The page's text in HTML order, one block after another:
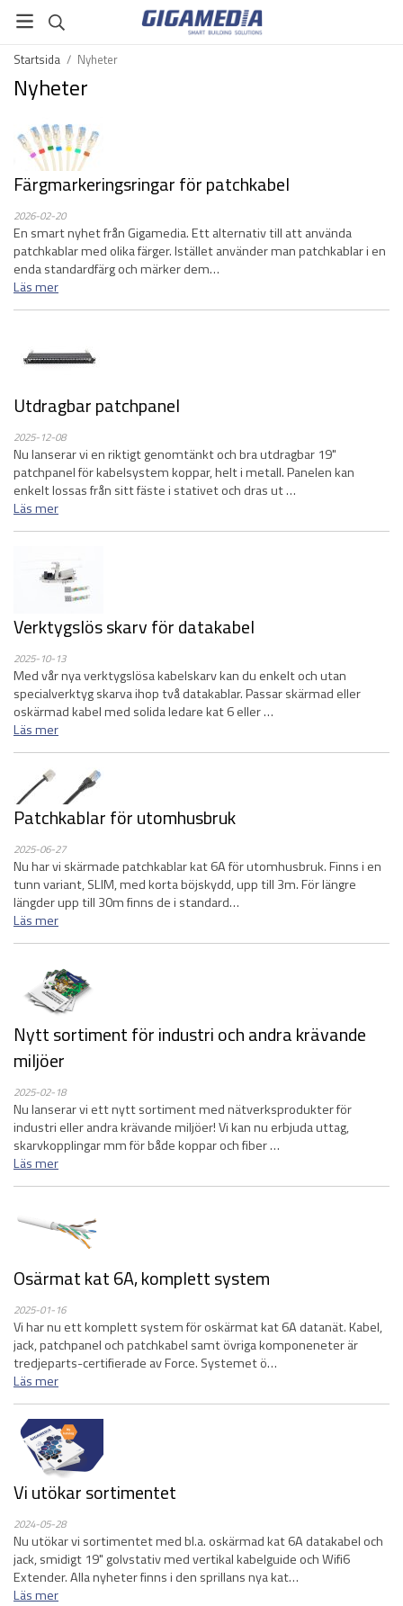
Startsida / Nyheter
Nyheter
Färgmarkeringsringar för patchkabel
2026-02-20
En smart nyhet från Gigamedia. Ett alternativ till att använda
patchkablar med olika färger. Istället använder man patchkablar i en
enda standardfärg och märker dem…
Läs mer
Utdragbar patchpanel
2025-12-08
Nu lanserar vi en riktigt genomtänkt och bra utdragbar 19"
patchpanel för kabelsystem koppar, helt i metall. Panelen kan
enkelt lossas från sitt fäste i stativet och dras ut …
Läs mer
Verktygslös skarv för datakabel
2025-10-13
Med vår nya verktygslösa kabelskarv kan du enkelt och utan
specialverktyg skarva ihop två datakablar. Passar skärmad eller
oskärmad kabel med solida ledare kat 6 eller …
Läs mer
Patchkablar för utomhusbruk
2025-06-27
Nu har vi skärmade patchkablar kat 6A för utomhusbruk. Finns i en
tunn variant, SLIM, med korta böjskydd, upp till 3m. För längre
längder upp till 30m finns de i standard…
Läs mer
Nytt sortiment för industri och andra krävande
miljöer
2025-02-18
Nu lanserar vi ett nytt sortiment med nätverksprodukter för
industri eller andra krävande miljöer! Vi kan nu erbjuda uttag,
skarvkopplingar mm för både koppar och fiber …
Läs mer
Osärmat kat 6A, komplett system
2025-01-16
Vi har nu ett komplett system för oskärmat kat 6A datanät. Kabel,
jack, patchpanel och patchkabel samt övriga komponeneter är
tredjeparts-certifierade av Force. Systemet ö…
Läs mer
Vi utökar sortimentet
2024-05-28
Nu utökar vi sortimentet med bl.a. oskärmad kat 6A datakabel och
jack, smidigt 19" golvstativ med vertikal kabelguide och Wifi6
Extender. Alla nyheter finns i den sprillans nya kat…
Läs mer